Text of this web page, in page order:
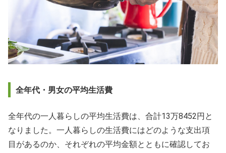
全年代・男女の平均生活費
全年代の一人暮らしの平均生活費は、合計13万8452円と
なりました。一人暮らしの生活費にはどのような支出項
目があるのか、それぞれの平均金額とともに確認してお